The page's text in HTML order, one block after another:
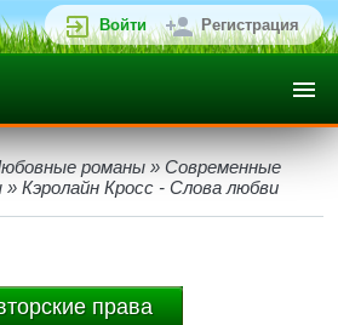
Войти Регистрация
романы » Современные
» Кэролайн Кросс - Слова любви
права